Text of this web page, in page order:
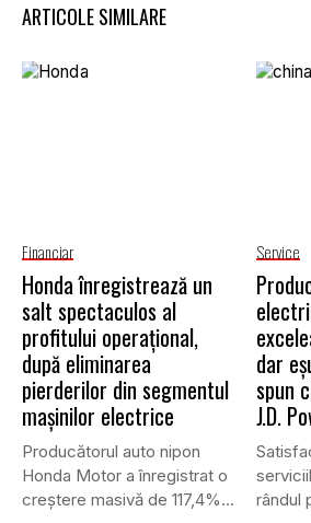
ARTICOLE SIMILARE
Financiar
Honda înregistrează un
salt spectaculos al
profitului operațional,
după eliminarea
pierderilor din segmentul
mașinilor electrice
Producătorul auto nipon
Honda Motor a înregistrat o
creștere masivă de 117,4%...
Service
dar
spun
J.D.
rândul